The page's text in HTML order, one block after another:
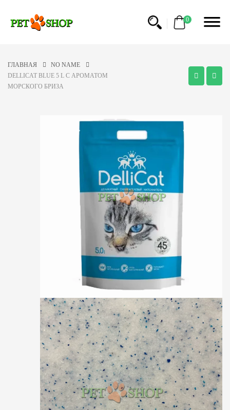
0
ГЛАВНАЯ
NO NAME
DELLICAT BLUE 5 L С АРОМАТОМ
МОРСКОГО БРИЗА